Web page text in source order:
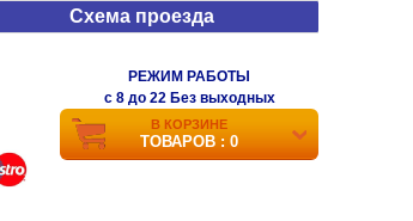
Схема проезда
РЕЖИМ РАБОТЫ
c 8 до 22 Без выходных
В КОРЗИНЕ
ТОВАРОВ : 0